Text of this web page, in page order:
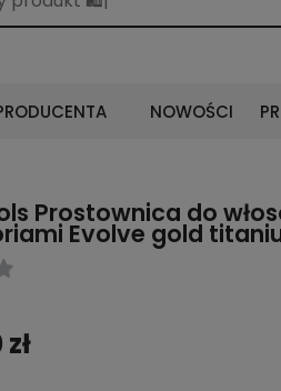
NOWOŚCI
Prostownica do
Evolve gold